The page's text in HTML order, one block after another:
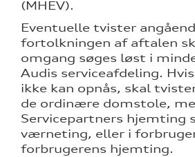
(MHEV).
Eventuelle tvister
fortolkningen af aftalen
omgang søges løst i
Audis serviceafdeling.
ikke kan opnås, skal
de ordinære domstole,
Servicepartners hjemting
værneting, eller i
forbrugerens hjemting.